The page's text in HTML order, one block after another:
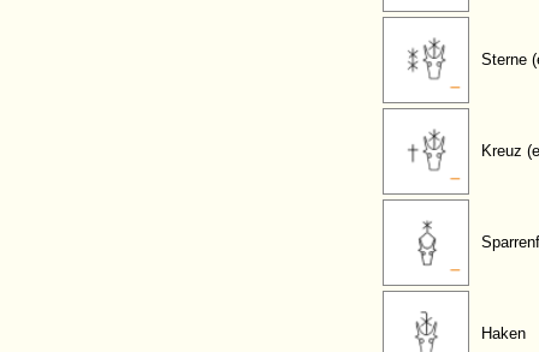
Sterne
Kreuz
Haken